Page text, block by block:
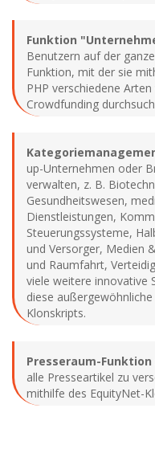
Funktion
Benutzern auf der
Funktion, mit der sie
PHP verschiedene
Crowdfunding
up-Unternehmen oder
verwalten, z. B.
Gesundheitswesen,
Dienstleistungen,
Steuerungssysteme,
und Versorger, Medien
und Raumfahrt,
viele weitere innovative
diese
Klonskripts.
Presseraum-Funktion
alle Presseartikel zu
mithilfe des EquityNet-